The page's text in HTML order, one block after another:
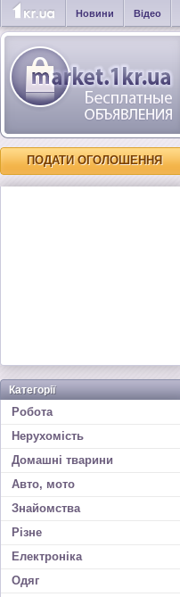
Новини Відео
ПОДАТИ ОГОЛОШЕННЯ
Категорії
Робота
Нерухомість
Домашні тварини
Авто, мото
Знайомства
Різне
Електроніка
Одяг